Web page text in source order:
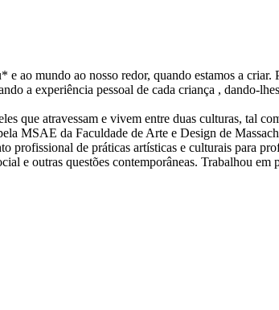
ao mundo ao nosso redor, quando estamos a
a experiência pessoal de cada criança , dando-
que atravessam e vivem entre duas culturas, tal
MSAE da Faculdade de Arte e Design de
profissional de práticas artísticas e culturais para
e outras questões contemporâneas. Trabalhou